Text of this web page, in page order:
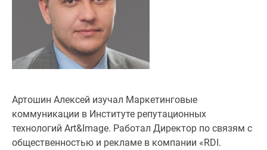
Специальные
предложения
Коммерческие
помещения
Продавцы
застройщики
Панорамы
новостроек
Видеообзор
Артошин Алексей изучал Маркетинговые
коммуникации в Институте репутационных
технологий Art&Image. Работал Директор по связям с
общественностью и рекламе в компании «RDI.